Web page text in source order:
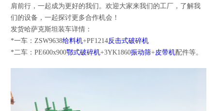
肩前行，一起成为更好的我们。欢迎大家来我们的工厂，了解我
们的设备，一起探讨更多合作机会！
发货哈萨克斯坦装车详情：
*一车：ZSW9638给料机+PF1214反击式破碎机
*二车：PE600x900鄂式破碎机+3YK1860振动筛+皮带机配件等。